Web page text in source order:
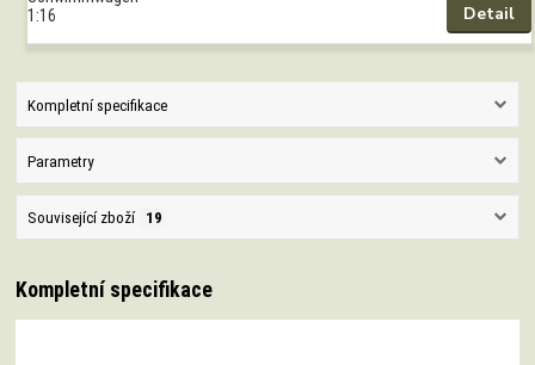
Detail
Kompletní specifikace
Parametry
Související zboží 19
Kompletní specifikace